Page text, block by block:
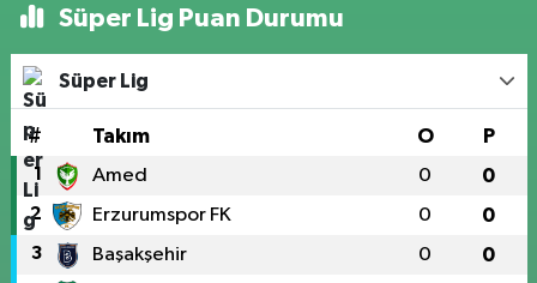
Süper Lig Puan Durumu
Süper Lig
# Takım O P
1 Amed 0 0
2 Erzurumspor FK 0 0
3 Başakşehir 0 0